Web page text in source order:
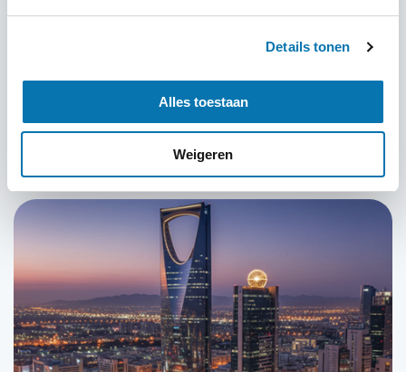
Details tonen
Alles toestaan
Weigeren
accommodatie en activiteiten
De Phi Phi-eilanden (Koh Phi Phi) behoren tot de